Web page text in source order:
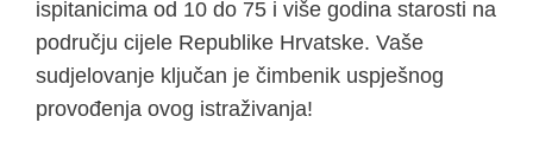
ispitanicima od 10 do 75 i više godina starosti na
području cijele Republike Hrvatske. Vaše
sudjelovanje ključan je čimbenik uspješnog
provođenja ovog istraživanja!